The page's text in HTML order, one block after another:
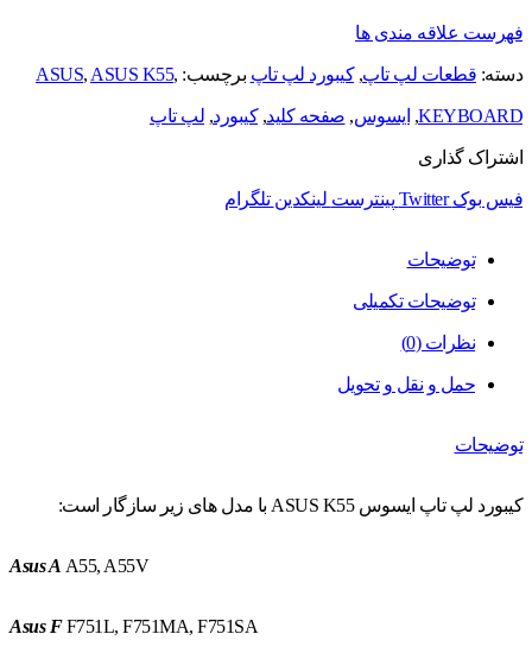
فهرست علاقه مندی ها
دسته: قطعات لپ تاپ, کیبورد لپ تاپ برچسب: ASUS, ASUS K55,
KEYBOARD
, ایسوس, صفحه کلید, کیبورد, لپ تاپ
اشتراک گذاری
فیس بوک Twitter پینترست لینکدین تلگرام
توضیحات
توضیحات تکمیلی
نظرات (0)
حمل و نقل و تحویل
توضیحات
کیبورد لپ تاپ ایسوس ASUS K55 با مدل های زیر سازگار است:
Asus A A55, A55V
Asus FF751L, F751MA, F751SA